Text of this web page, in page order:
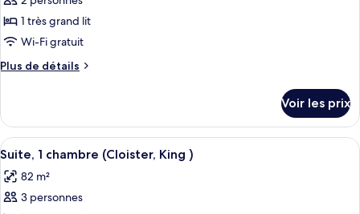
pour
ce
type
de
Chambre
Deluxe,
1
très
grand
lit
1 très grand lit
Wi-Fi gratuit
Plus de détails
Plus
le
type
de
Chambre
Deluxe,
Voir les prix
Afficher
toutes
les
photos
Une chambre d’hôtel spacieuse,
1
Suite, 1 chambre (Cloister, King )
82 m²
3 personnes